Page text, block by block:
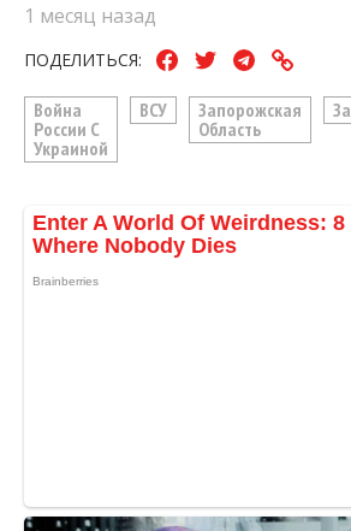
1 месяц назад
ПОДЕЛИТЬСЯ:
Война
России С
Украиной
ВСУ
Запорожская
Область